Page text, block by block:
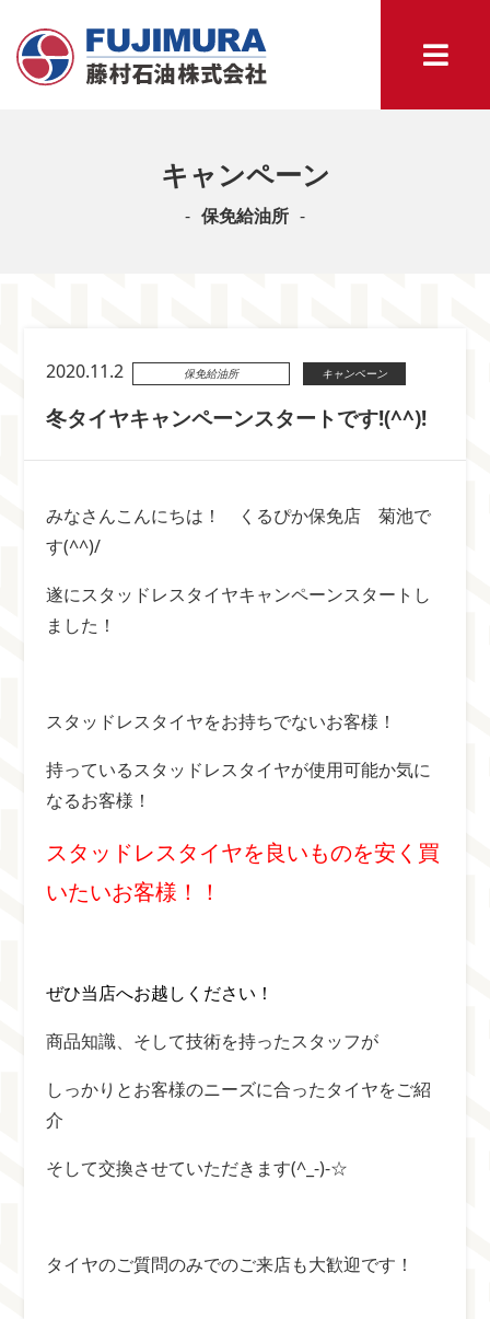
キャンペーン
保免給油所
2020.11.2 保免給油所 キャンペーン
冬タイヤキャンペーンスタートです!(^^)!
みなさんこんにちは！ くるぴか保免店 菊池で
す(^^)/
遂にスタッドレスタイヤキャンペーンスタートし
ました！
スタッドレスタイヤをお持ちでないお客様！
持っているスタッドレスタイヤが使用可能か気に
なるお客様！
スタッドレスタイヤを良いものを安く買
いたいお客様！！
ぜひ当店へお越しください！
商品知識、そして技術を持ったスタッフが
しっかりとお客様のニーズに合ったタイヤをご紹
介
そして交換させていただきます(^_-)-☆
タイヤのご質問のみでのご来店も大歓迎です！